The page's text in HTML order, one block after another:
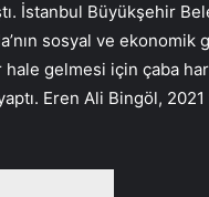
İstanbul Büyükşehir
sosyal ve ekonomik
gelmesi için çaba
Eren Ali Bingöl, 2021